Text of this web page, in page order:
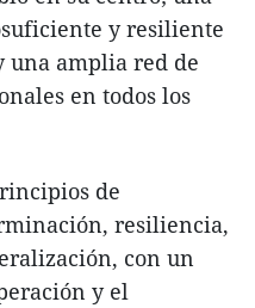
y resiliente
una amplia red de
en todos los
de
resiliencia,
con un
y el